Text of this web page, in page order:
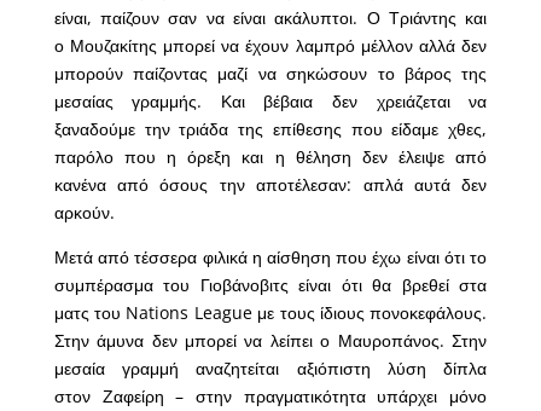
είναι, παίζουν σαν να είναι ακάλυπτοι. Ο Τριάντης και
ο Μουζακίτης μπορεί να έχουν λαμπρό μέλλον αλλά δεν
μπορούν παίζοντας μαζί να σηκώσουν το βάρος της
μεσαίας γραμμής. Και βέβαια δεν χρειάζεται να
ξαναδούμε την τριάδα της επίθεσης που είδαμε χθες,
παρόλο που η όρεξη και η θέληση δεν έλειψε από
κανένα από όσους την αποτέλεσαν: απλά αυτά δεν
αρκούν.
Μετά από τέσσερα φιλικά η αίσθηση που έχω είναι ότι το
συμπέρασμα του Γιοβάνοβιτς είναι ότι θα βρεθεί στα
ματς του Nations League με τους ίδιους πονοκεφάλους.
Στην άμυνα δεν μπορεί να λείπει ο Μαυροπάνος. Στην
μεσαία γραμμή αναζητείται αξιόπιστη λύση δίπλα
στον Ζαφείρη – στην πραγματικότητα υπάρχει μόνο